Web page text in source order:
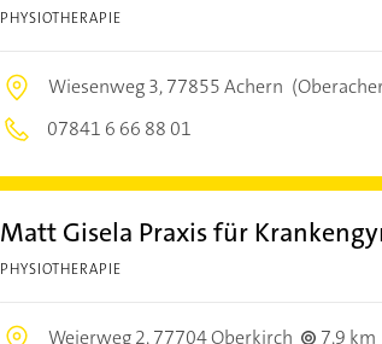
PHYSIOTHERAPIE
Wiesenweg 3,77855 Achern
07841 6 66 88 01
Matt Gisela Praxis für
PHYSIOTHERAPIE
Weierweg 2,77704 Oberkirch
7,9 km